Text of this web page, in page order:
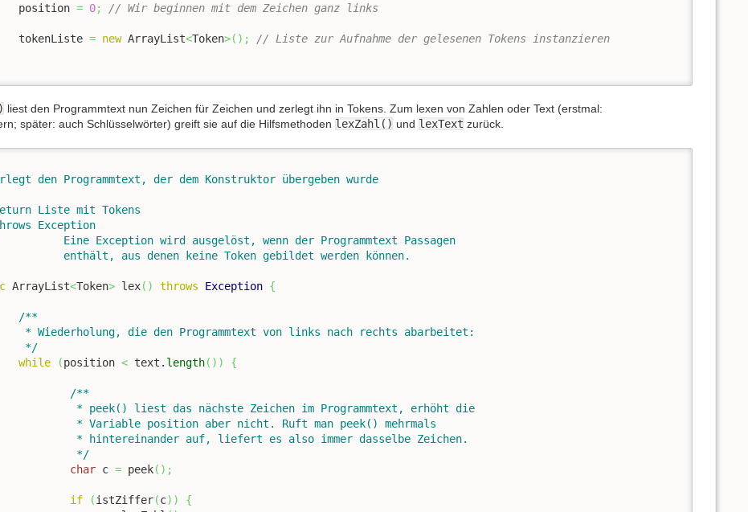
		position
= 0; // Wir beginnen mit dem Zeichen ganz links
		tokenListe
= new ArrayList<Token>( ) ; // Liste zur Aufnahme der gelesenen Tokens instanzieren
liest den Programmtext nun Zeichen für Zeichen und zerlegt ihn in Tokens. Zum lexen von Zahlen oder Text (erstmal:
später: auch Schlüsselwörter) greift sie auf die Hilfsmethoden lexZahl() und lexText zurück.
ArrayList<Token> lex( ) throws Exception {
/**
		 */
while
(position < text. length( ) ) {
/**
			 */
char c = peek( ) ;
if (istZiffer(c) )
{